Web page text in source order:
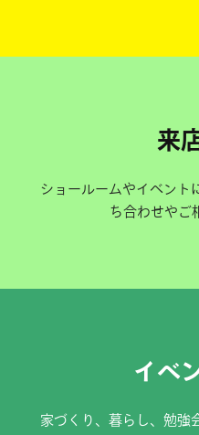
来
ショールームやイベント
ち合わせやご
イベ
家づくり、暮らし、勉強